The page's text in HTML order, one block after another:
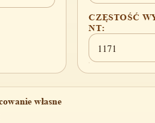
CZĘSTOŚĆ
NT:
1171
własne